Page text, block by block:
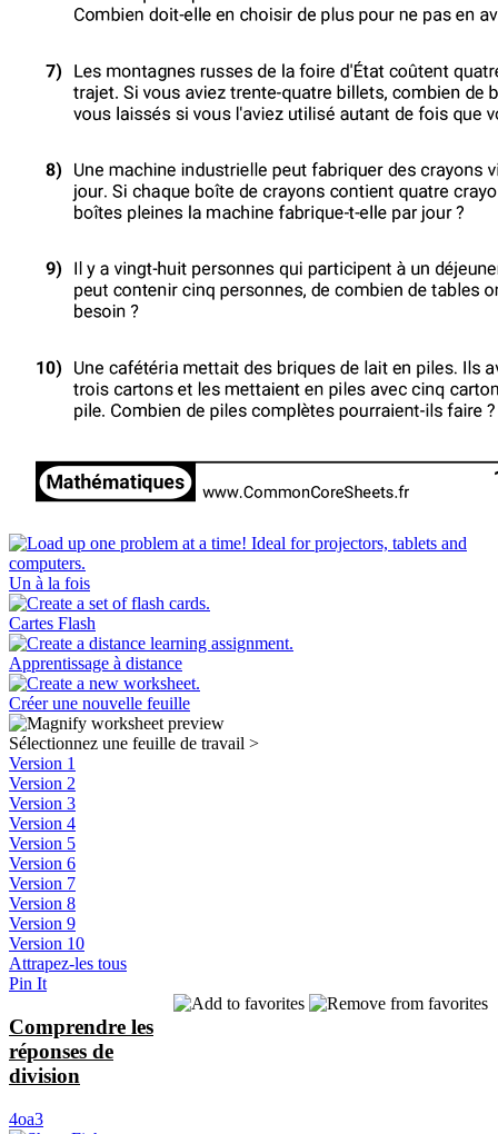
Un à la fois
Cartes Flash
Apprentissage à distance
Créer une nouvelle feuille
Sélectionnez une feuille de travail >
Version 1
Version 2
Version 3
Version 4
Version 5
Version 6
Version 7
Version 8
Version 9
Version 10
Attrapez-les tous
Pin It
Comprendre les
réponses de
division
4oa3